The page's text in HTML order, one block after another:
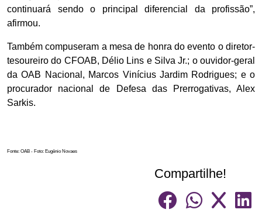
continuará sendo o principal diferencial da profissão”,
afirmou.
Também compuseram a mesa de honra do evento o diretor-
tesoureiro do CFOAB, Délio Lins e Silva Jr.; o ouvidor-geral
da OAB Nacional, Marcos Vinícius Jardim Rodrigues; e o
procurador nacional de Defesa das Prerrogativas, Alex
Sarkis.
Fonte: OAB - Foto: Eugênio Novaes
Compartilhe!